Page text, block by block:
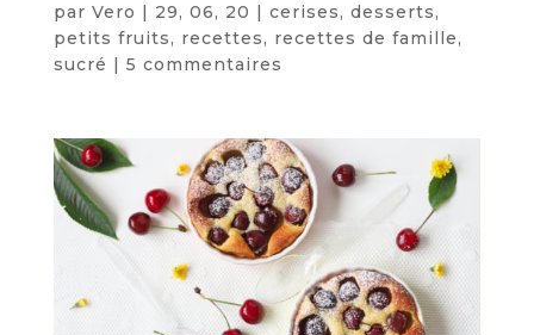
par Vero | 29, 06, 20 | cerises, desserts,
petits fruits, recettes, recettes de famille,
sucré | 5 commentaires